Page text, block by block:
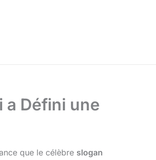
a Défini une
que le célèbre slogan